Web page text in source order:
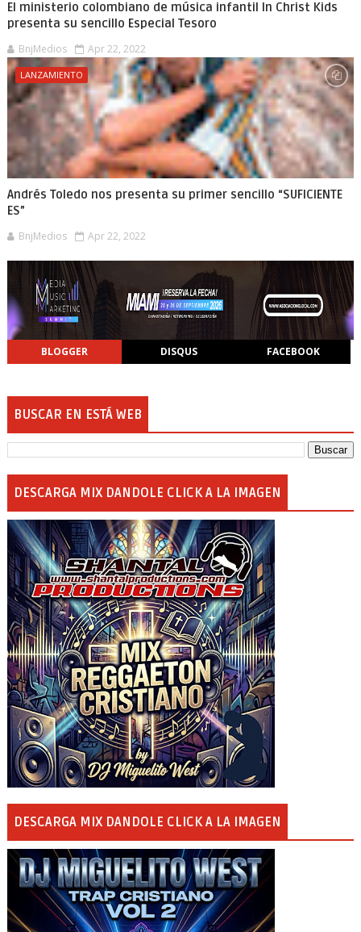
El ministerio colombiano de música infantil In Christ Kids
presenta su sencillo Especial Tesoro
BnjMedios Apr 22, 2022
LANZAMIENTO
Andrés Toledo nos presenta su primer sencillo “SUFICIENTE
ES”
BnjMedios Apr 22, 2022
BLOGGER DISQUS FACEBOOK
BUSCAR EN ESTÁ WEB
DESCARGA MIX DANDOLE CLICK A LA IMAGEN
DESCARGA MIX DANDOLE CLICK A LA IMAGEN